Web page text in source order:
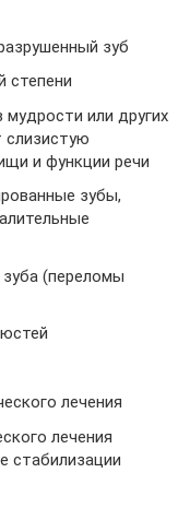
зуб
степени
или других
слизистую
и функции речи
зубы,
(переломы
лечения
лечения
стабилизации